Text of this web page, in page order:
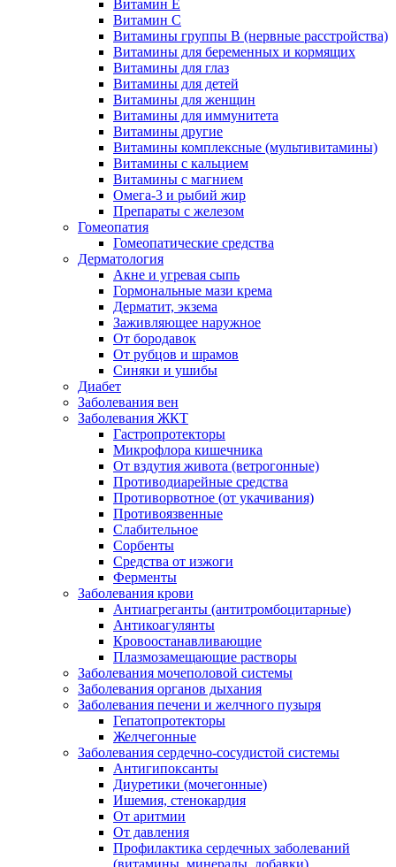
Витамин Е
Витамин С
Витамины группы В (нервные расстройства)
Витамины для беременных и кормящих
Витамины для глаз
Витамины для детей
Витамины для женщин
Витамины для иммунитета
Витамины другие
Витамины комплексные (мультивитамины)
Витамины с кальцием
Витамины с магнием
Омега-3 и рыбий жир
Препараты с железом
Гомеопатия
Гомеопатические средства
Дерматология
Акне и угревая сыпь
Гормональные мази крема
Дерматит, экзема
Заживляющее наружное
От бородавок
От рубцов и шрамов
Синяки и ушибы
Диабет
Заболевания вен
Заболевания ЖКТ
Гастропротекторы
Микрофлора кишечника
От вздутия живота (ветрогонные)
Противодиарейные средства
Противорвотное (от укачивания)
Противоязвенные
Слабительное
Сорбенты
Средства от изжоги
Ферменты
Заболевания крови
Антиагреганты (антитромбоцитарные)
Антикоагулянты
Кровоостанавливающие
Плазмозамещающие растворы
Заболевания мочеполовой системы
Заболевания органов дыхания
Заболевания печени и желчного пузыря
Гепатопротекторы
Желчегонные
Заболевания сердечно-сосудистой системы
Антигипоксанты
Диуретики (мочегонные)
Ишемия, стенокардия
От аритмии
От давления
Профилактика сердечных заболеваний
(витамины, минералы, добавки)